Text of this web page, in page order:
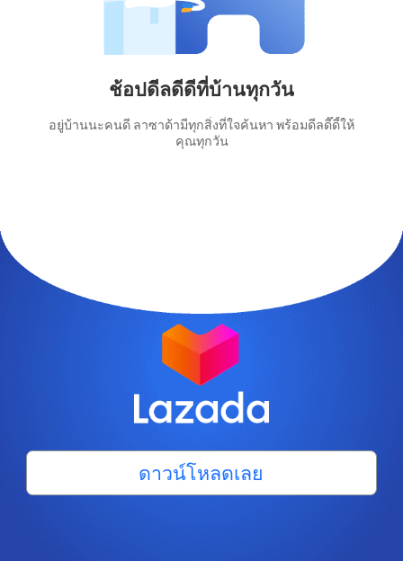
ช้อปดีลดีดีที่บ้านทุกวัน
อยู่บ้านนะคนดี ลาซาด้ามีทุกสิ่งที่ใจค้นหา พร้อมดีลดี๊ดี้ให้
คุณทุกวัน
ดาวน์โหลดเลย